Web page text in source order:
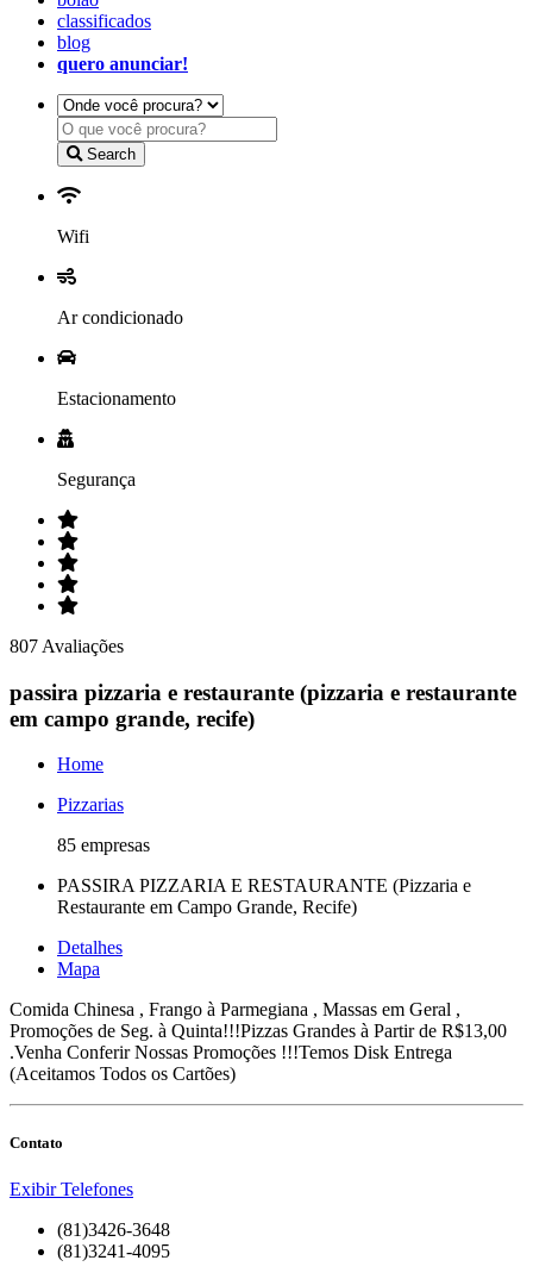
classificados
blog
quero anunciar!
Search
Wifi
Ar condicionado
Estacionamento
Segurança
807 Avaliações
passira pizzaria e restaurante (pizzaria e restaurante
em campo grande, recife)
Home
Pizzarias
85 empresas
PASSIRA PIZZARIA E RESTAURANTE (Pizzaria e
Restaurante em Campo Grande, Recife)
Detalhes
Mapa
Comida Chinesa , Frango à Parmegiana , Massas em Geral ,
Promoções de Seg. à Quinta!!!Pizzas Grandes à Partir de R$13,00
.Venha Conferir Nossas Promoções !!!Temos Disk Entrega
(Aceitamos Todos os Cartões)
Contato
Exibir Telefones
(81)3426-3648
(81)3241-4095